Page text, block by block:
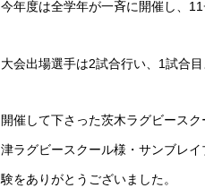
今年度は全学年が一斉に開催し、11
大会出場選手は2試合行い、1試合
開催して下さった茨木ラグビース
津ラグビースクール様・サンブレ
験をありがとうございました。